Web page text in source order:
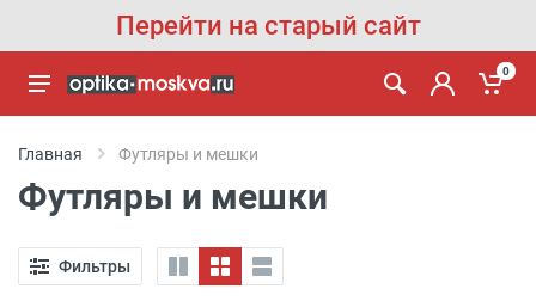
Перейти на старый сайт
0
Главная Футляры и мешки
Футляры и мешки
Фильтры